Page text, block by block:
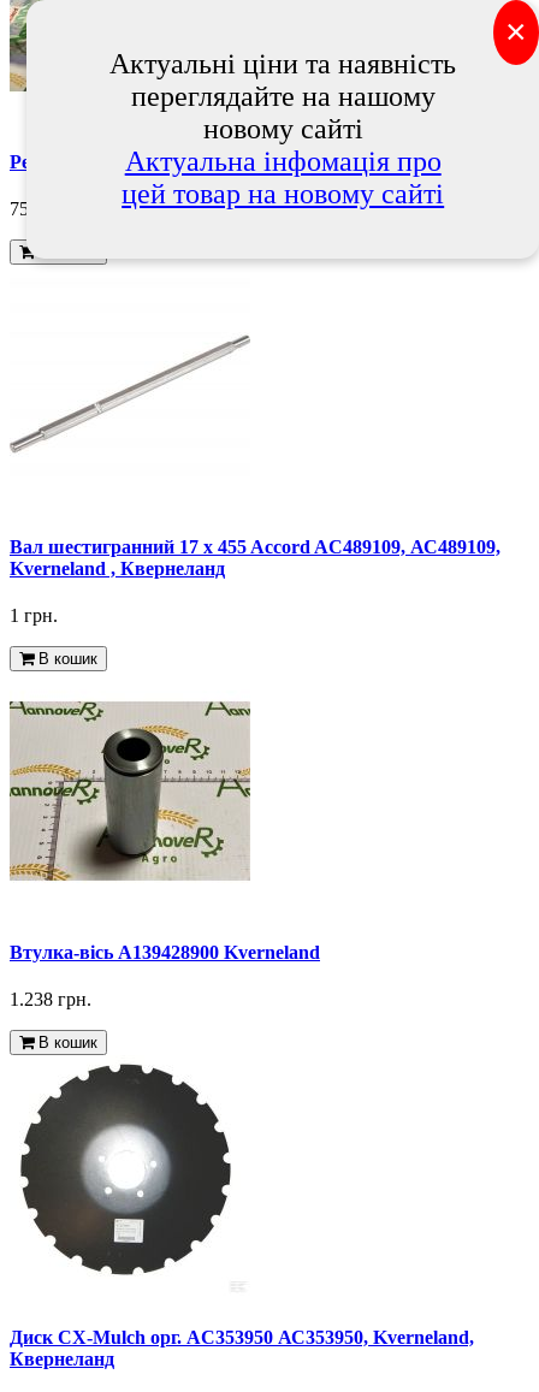
×
Актуальні ціни та наявність
переглядайте на нашому
новому сайті
Актуальна інфомація про
цей товар на новому сайті
Ремінь F06010161, Gaspardo
758 грн.
В кошик
Вал шестигранний 17 x 455 Accord AC489109, АС489109,
Kverneland , Квернеланд
1 грн.
В кошик
Втулка-вісь A139428900 Kverneland
1.238 грн.
В кошик
Диск CX-Mulch орг. AC353950 АС353950, Kverneland,
Квернеланд